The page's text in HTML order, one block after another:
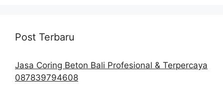
Post Terbaru
Jasa Coring Beton Bali Profesional & Terpercaya
087839794608